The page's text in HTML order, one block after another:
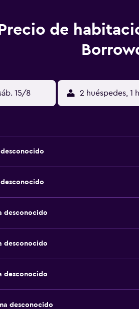
de
15/8 2 huéspedes, 1
desconocido
desconocido
desconocido
desconocido